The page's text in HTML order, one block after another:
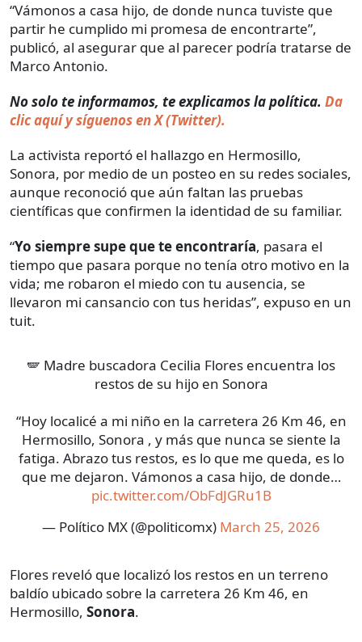
“Vámonos a casa hijo, de donde nunca tuviste que
partir he cumplido mi promesa de encontrarte”,
publicó, al asegurar que al parecer podría tratarse de
Marco Antonio.
No solo te informamos, te explicamos la política. Da
clic aquí y síguenos en X (Twitter).
La activista reportó el hallazgo en Hermosillo,
Sonora, por medio de un posteo en su redes sociales,
aunque reconoció que aún faltan las pruebas
científicas que confirmen la identidad de su familiar.
“Yo siempre supe que te encontraría, pasara el
tiempo que pasara porque no tenía otro motivo en la
vida; me robaron el miedo con tu ausencia, se
llevaron mi cansancio con tus heridas”, expuso en un
tuit.
🪽 Madre buscadora Cecilia Flores encuentra los
restos de su hijo en Sonora
“Hoy localicé a mi niño en la carretera 26 Km 46, en
Hermosillo, Sonora , y más que nunca se siente la
fatiga. Abrazo tus restos, es lo que me queda, es lo
que me dejaron. Vámonos a casa hijo, de donde…
pic.twitter.com/ObFdJGRu1B
— Político MX (@politicomx) March 25, 2026
Flores reveló que localizó los restos en un terreno
baldío ubicado sobre la carretera 26 Km 46, en
Hermosillo, Sonora.